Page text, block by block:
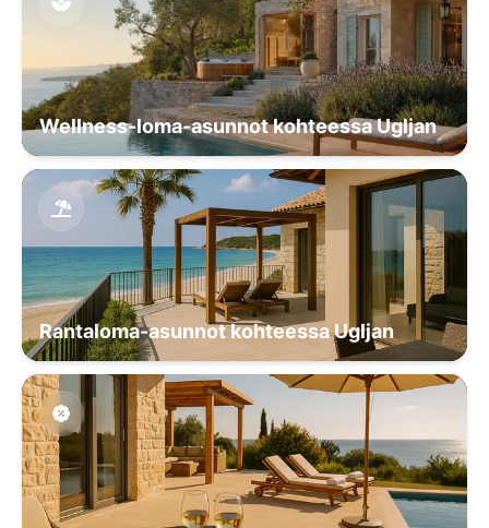
Wellness-loma-asunnot kohteessa Ugljan
Rantaloma-asunnot kohteessa Ugljan